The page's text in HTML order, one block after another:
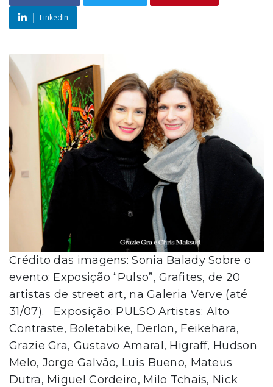
LinkedIn
Crédito das imagens: Sonia Balady Sobre o
evento: Exposição “Pulso”, Grafites, de 20
artistas de street art, na Galeria Verve (até
31/07). Exposição: PULSO Artistas: Alto
Contraste, Boletabike, Derlon, Feikehara,
Grazie Gra, Gustavo Amaral, Higraff, Hudson
Melo, Jorge Galvão, Luis Bueno, Mateus
Dutra, Miguel Cordeiro, Milo Tchais, Nick